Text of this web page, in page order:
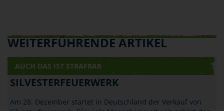
WEITERFÜHRENDE ARTIKEL
AUCH DAS IST STRAFBAR
SILVESTERFEUERWERK
Am 28. Dezember startet in Deutschland der Verkauf von